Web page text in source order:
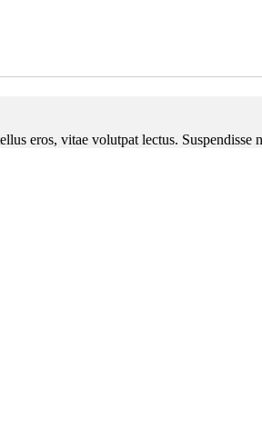
eros, vitae volutpat lectus. Suspendisse